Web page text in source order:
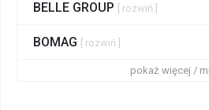
BELLE GROUP [ rozwiń ]
BOMAG [ rozwiń ]
pokaż więcej /